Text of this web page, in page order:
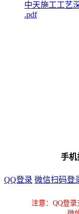
中天施工工艺
.pdf
手机
QQ登录 微信扫码登
注意：QQ登